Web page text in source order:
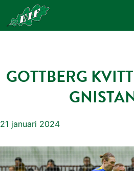
innehåll
GOTTBERG
21 januari 2024